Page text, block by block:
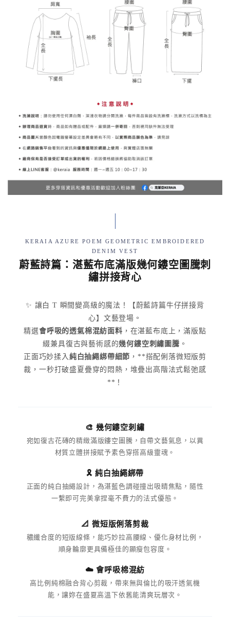
KERAIA AZURE POEM GEOMETRIC EMBROIDERED
DENIM VEST
蔚藍詩篇：湛藍布底滿版幾何鏤空圖騰刺
繡拼接背心
✨ 讓白 T 瞬間變高級的魔法！【蔚藍詩篇牛仔拼接背
心】文藝登場。
精選會呼吸的透氣棉混紡面料 ，在湛藍布底上，滿版點
綴兼具復古與藝術感的幾何鏤空刺繡圖騰 。
正面巧妙揉入 純白抽繩綁帶細節 ，**搭配俐落微短版剪
裁，一秒打破盛夏疊穿的悶熱，堆疊出高階法式鬆弛感
**！
🎨 幾何鏤空刺繡
宛如復古花磚的精緻滿版鏤空圖騰，自帶文藝氣息，以異
材質立體拼接賦予素色穿搭高級靈魂。
🎗️ 純白抽繩綁帶
正面的純白抽繩設計，為湛藍色調碰撞出吸睛焦點，隨性
一繫即可完美拿捏毫不費力的法式優態。
📐 微短版俐落剪裁
穠纖合度的短版線條，能巧妙拉高腰線、優化身材比例，
順身輪廓更具備極佳的顯瘦包容度。
☁️ 會呼吸棉混紡
高比例純棉融合背心剪裁，帶來無與倫比的吸汗透氣機
能，讓妳在盛夏高溫下依舊能清爽玩層次。